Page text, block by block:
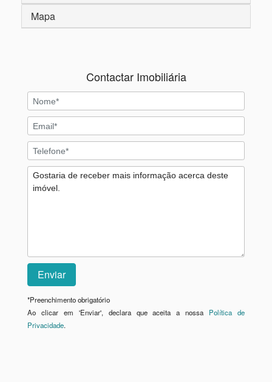
Mapa
Contactar Imobiliária
*Preenchimento obrigatório
Ao clicar em 'Enviar', declara que aceita a nossa Política de
Privacidade.